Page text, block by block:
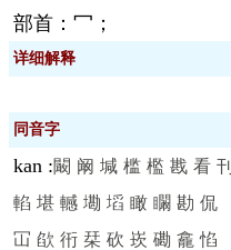
部首：冖；
详细解释
同音字
kan :闞 阚 堿 槛 檻 戡 看 刊
輡 堪 轗 墈 塪 瞰 矙 勘 侃
冚 欿 衎 栞 砍 崁 磡 龕 惂